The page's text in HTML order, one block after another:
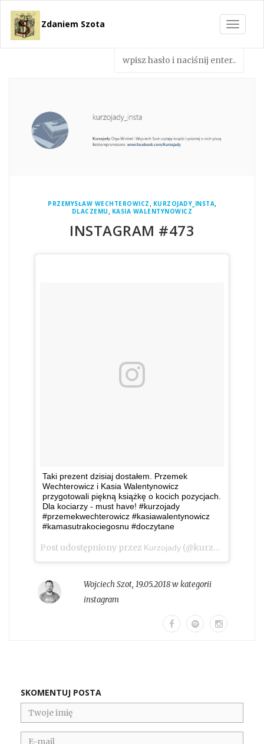
Toggle
Zdaniem Szota
PRZEMYSŁAW WECHTEROWICZ , KURZOJADY_INSTA,
DLACZEMU , KASIA WALENTYNOWICZ
INSTAGRAM #473
Taki prezent dzisiaj dostałem. Przemek
Wechterowicz i Kasia Walentynowicz
przygotowali piękną książkę o kocich pozycjach.
Dla kociarzy - must have! #kurzojady
#przemekwechterowicz #kasiawalentynowicz
#kamasutrakociegosnu #doczytane
Post udostępniony przez Kurzojady (@kurzojady_insta)
Wojciech Szot, 19.05.2018 w kategorii
instagram
SKOMENTUJ POSTA